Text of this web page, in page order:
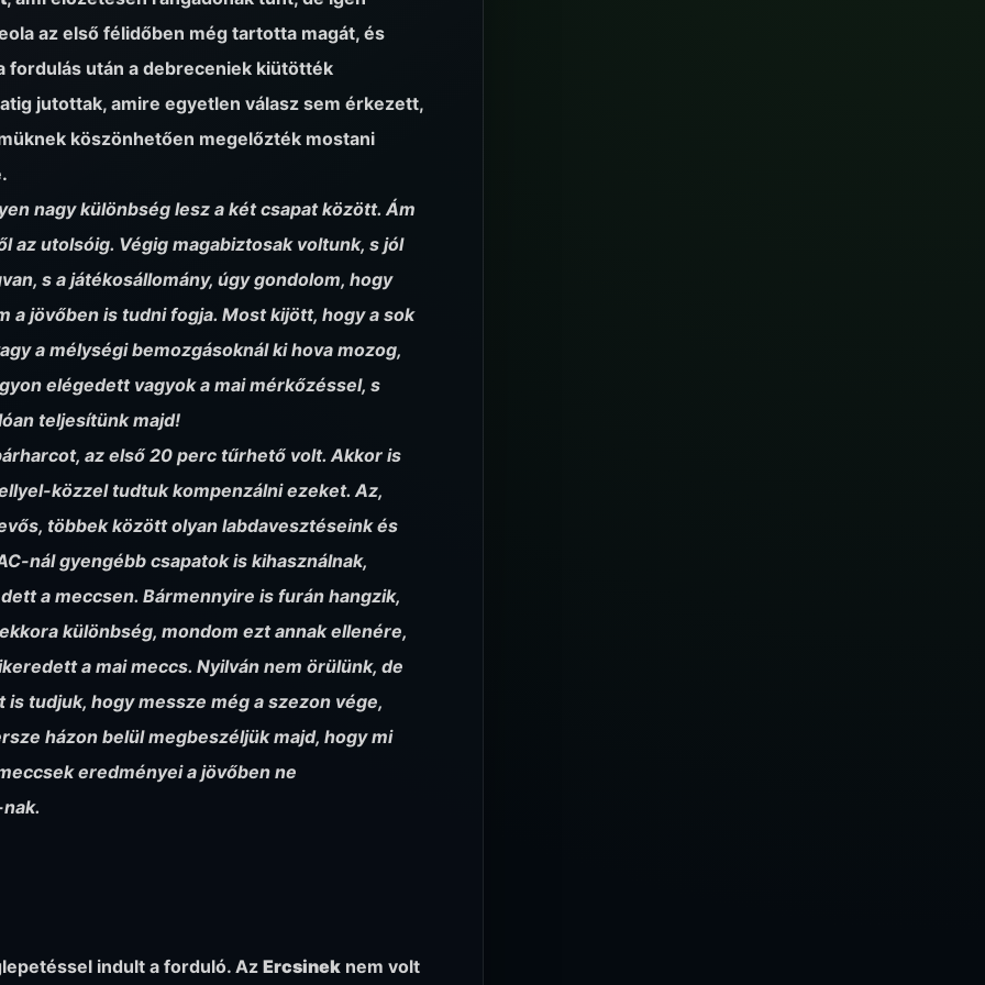
az első félidőben még tartotta magát, és
fordulás után a debreceniek kiütötték
jutottak, amire egyetlen válasz sem érkezett,
köszönhetően megelőzték mostani
nagy különbség lesz a két csapat között. Ám
az utolsóig. Végig magabiztosak voltunk, s jól
s a játékosállomány, úgy gondolom, hogy
a jövőben is tudni fogja. Most kijött, hogy a sok
a mélységi bemozgásoknál ki hova mozog,
elégedett vagyok a mai mérkőzéssel, s
teljesítünk majd!
az első 20 perc tűrhető volt. Akkor is
közzel tudtuk kompenzálni ezeket. Az,
többek között olyan labdavesztéseink és
nál gyengébb csapatok is kihasználnak,
a meccsen. Bármennyire is furán hangzik,
különbség, mondom ezt annak ellenére,
a mai meccs. Nyilván nem örülünk, de
tudjuk, hogy messze még a szezon vége,
házon belül megbeszéljük majd, hogy mi
eredményei a jövőben ne
indult a forduló. Az Ercsineknem volt